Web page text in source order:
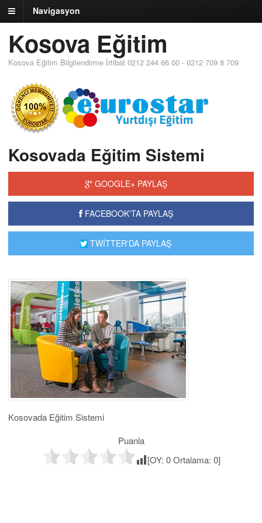
Navigasyon
Kosova Eğitim
Kosova Eğitim Bilgilendirme İrtibat 0212 244 66 00 - 0212 709 8 709
Kosovada Eğitim Sistemi
GOOGLE+ PAYLAŞ
FACEBOOK'TA PAYLAŞ
TWİTTER'DA PAYLAŞ
Kosovada Eğitim Sistemi
Puanla
[OY: 0Ortalama: 0]